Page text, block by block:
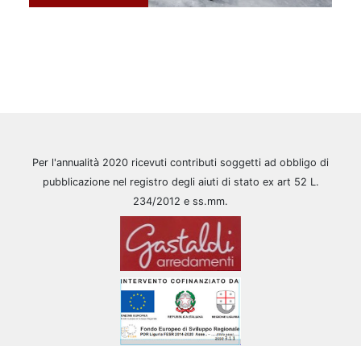
Per l'annualità 2020 ricevuti contributi soggetti ad obbligo di
pubblicazione nel registro degli aiuti di stato ex art 52 L.
234/2012 e ss.mm.